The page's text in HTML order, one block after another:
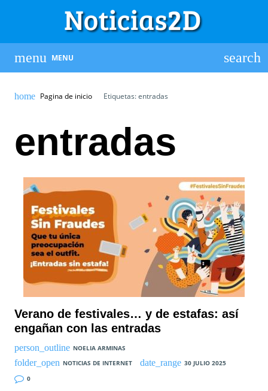
MENU
Pagina de inicio Etiquetas: entradas
entradas
Verano de festivales… y de estafas: así
engañan con las entradas
NOELIA ARMINAS
NOTICIAS DE INTERNET
30 JULIO 2025
0